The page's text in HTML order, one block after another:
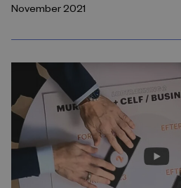
November 2021